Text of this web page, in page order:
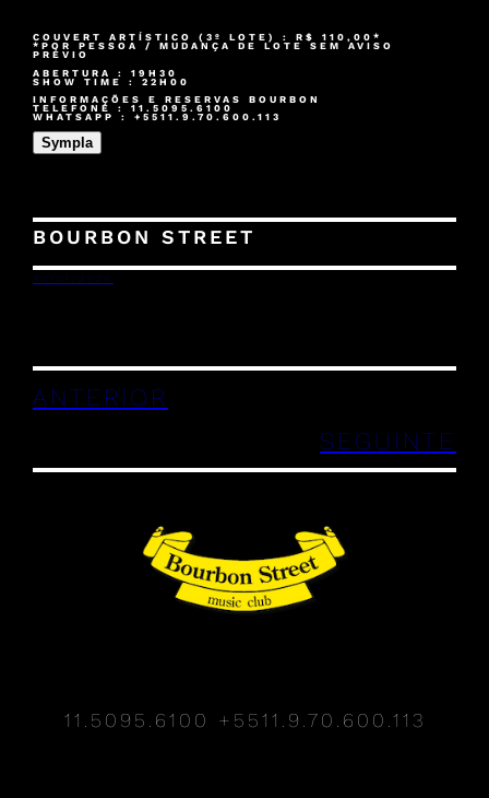
COUVERT ARTÍSTICO (3º LOTE) : R$ 110,00*
*POR PESSOA / MUDANÇA DE LOTE SEM AVISO
PRÉVIO
ABERTURA : 19H30
SHOW TIME : 22H00
INFORMAÇÕES E RESERVAS BOURBON
TELEFONE : 11.5095.6100
WHATSAPP : +5511.9.70.600.113
Sympla
BOURBON STREET
30/01/2026
ANTERIOR
SEGUINTE
11.5095.6100 +5511.9.70.600.113